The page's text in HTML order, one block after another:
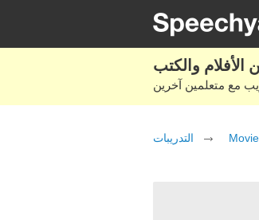
التدريبات